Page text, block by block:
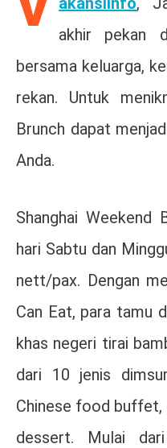
akhir pekan
bersama keluarga,
rekan. Untuk
Brunch dapat
Anda.
Shanghai Weekend
hari Sabtu dan
nett/pax. Dengan
Can Eat, para tamu
khas negeri tirai
dari 10 jenis
Chinese food buffet,
dessert. Mulai